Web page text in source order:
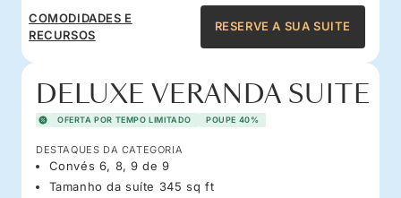
COMODIDADES E
RECURSOS
RESERVE A SUA SUITE
DELUXE VERANDA SUITE
OFERTA POR TEMPO LIMITADO POUPE 40%
DESTAQUES DA CATEGORIA
Convés 6, 8, 9 de 9
Tamanho da suíte 345 sq ft